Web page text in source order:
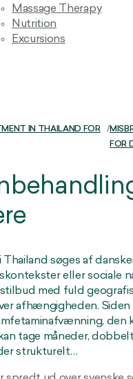
Massage Therapy
Nutrition
Excursions
IN THAILAND FOR
/
FOR
søges af
eller sociale
med fuld
afhængigheden. Siden
den
tage måneder,
strukturelt…